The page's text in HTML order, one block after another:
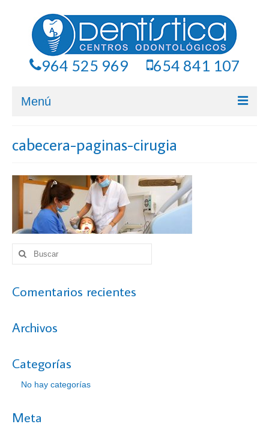
964 525 969 654 841 107
Menú
Periodoncia
Ortodoncia
Odontopediatría
Endodoncia
Blanqueamientos Dentales
Cirugía
cabecera-paginas-cirugia
Buscar
por:
Comentarios recientes
Archivos
Categorías
No hay categorías
Meta